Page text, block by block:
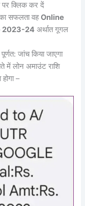
पर क्लिक कर दें
सफलता वहOnline
2023-24 अर्थात गूगल
जांच किया जाएगा
में लोन अमाउंट राशि
–